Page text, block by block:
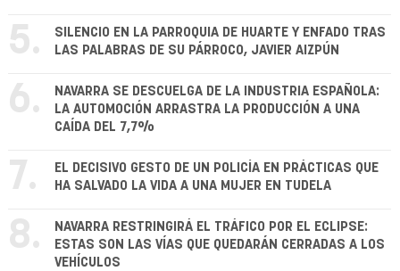
5.
SILENCIO EN LA PARROQUIA DE HUARTE Y ENFADO TRAS
LAS PALABRAS DE SU PÁRROCO, JAVIER AIZPÚN
6.
NAVARRA SE DESCUELGA DE LA INDUSTRIA ESPAÑOLA:
LA AUTOMOCIÓN ARRASTRA LA PRODUCCIÓN A UNA
CAÍDA DEL 7,7%
7.
EL DECISIVO GESTO DE UN POLICÍA EN PRÁCTICAS QUE
HA SALVADO LA VIDA A UNA MUJER EN TUDELA
8.
NAVARRA RESTRINGIRÁ EL TRÁFICO POR EL ECLIPSE:
ESTAS SON LAS VÍAS QUE QUEDARÁN CERRADAS A LOS
VEHÍCULOS